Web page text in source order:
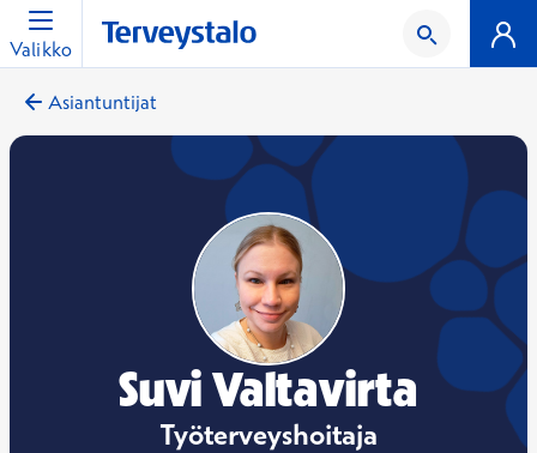
Valikko
Asiantuntijat
Suvi Valtavirta
Työterveyshoitaja